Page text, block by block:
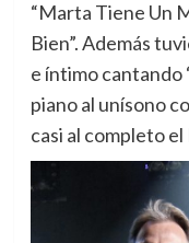
“Marta Tiene Un
Bien”. Además
e íntimo cantando
piano al unísono
casi al completo